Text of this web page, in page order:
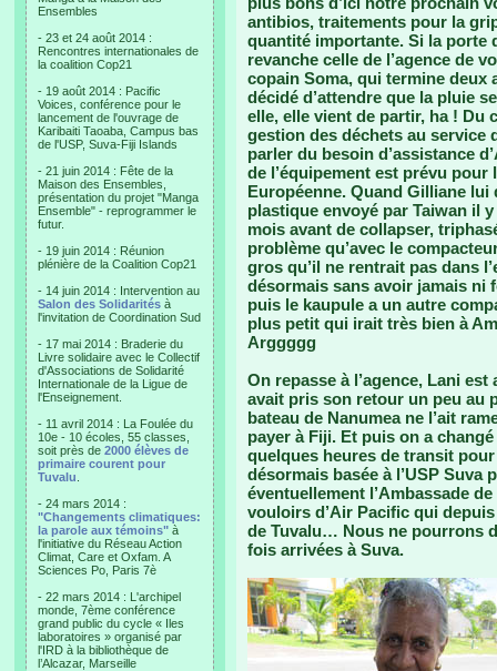
Ensembles
- 23 et 24 août 2014 :
Rencontres internationales de
la coalition Cop21
- 19 août 2014 : Pacific
Voices, conférence pour le
lancement de l'ouvrage de
Karibaiti Taoaba, Campus bas
de l'USP, Suva-Fiji Islands
- 21 juin 2014 : Fête de la
Maison des Ensembles,
présentation du projet "Manga
Ensemble" - reprogrammer le
futur.
- 19 juin 2014 : Réunion
plénière de la Coalition Cop21
- 14 juin 2014 : Intervention au
Salon des Solidarités à
l'invitation de Coordination Sud
- 17 mai 2014 : Braderie du
Livre solidaire avec le Collectif
d'Associations de Solidarité
Internationale de la Ligue de
l'Enseignement.
- 11 avril 2014 : La Foulée du
10e - 10 écoles, 55 classes,
soit près de 2000 élèves de
primaire courent pour
Tuvalu
- 24 mars 2014 :
"Changements climatiques:
la parole aux témoins" à
l'initiative du Réseau Action
Climat, Care et Oxfam. A
Sciences Po, Paris 7è
- 22 mars 2014 : L'archipel
monde, 7ème conférence
grand public du cycle « Iles
laboratoires » organisé par
l'IRD à la bibliothèque de
l’Alcazar, Marseille
antibios, traitements pour la
quantité importante. Si la porte
revanche celle de l’agence de
copain Soma, qui termine deux
décidé d’attendre que la pluie
elle, elle vient de partir, ha ! Du
gestion des déchets au service
parler du besoin d’assistance
de l’équipement est prévu pour
Européenne. Quand Gilliane
plastique envoyé par Taiwan il
mois avant de collapser,
problème qu’avec le
gros qu’il ne rentrait pas dans
désormais sans avoir jamais
puis le kaupule a un autre
plus petit qui irait très bien à
Arggggg
On repasse à l’agence, Lani
avait pris son retour un peu au
bateau de Nanumea ne l’ait
payer à Fiji. Et puis on a
quelques heures de transit
désormais basée à l’USP
éventuellement l’Ambassade
vouloirs d’Air Pacific qui
de Tuvalu… Nous ne pourrons
fois arrivées à Suva.